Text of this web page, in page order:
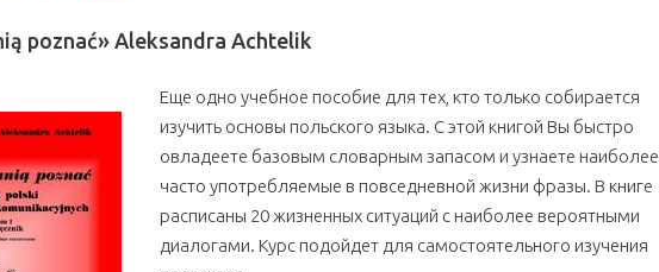
poznać» Aleksandra Achtelik
Еще одно учебное пособие для тех, кто только собирается
изучить основы польского языка. С этой книгой Вы быстро
овладеете базовым словарным запасом и узнаете наиболее
часто употребляемые в повседневной жизни фразы. В книге
расписаны 20 жизненных ситуаций с наиболее вероятными
диалогами. Курс подойдет для самостоятельного изучения